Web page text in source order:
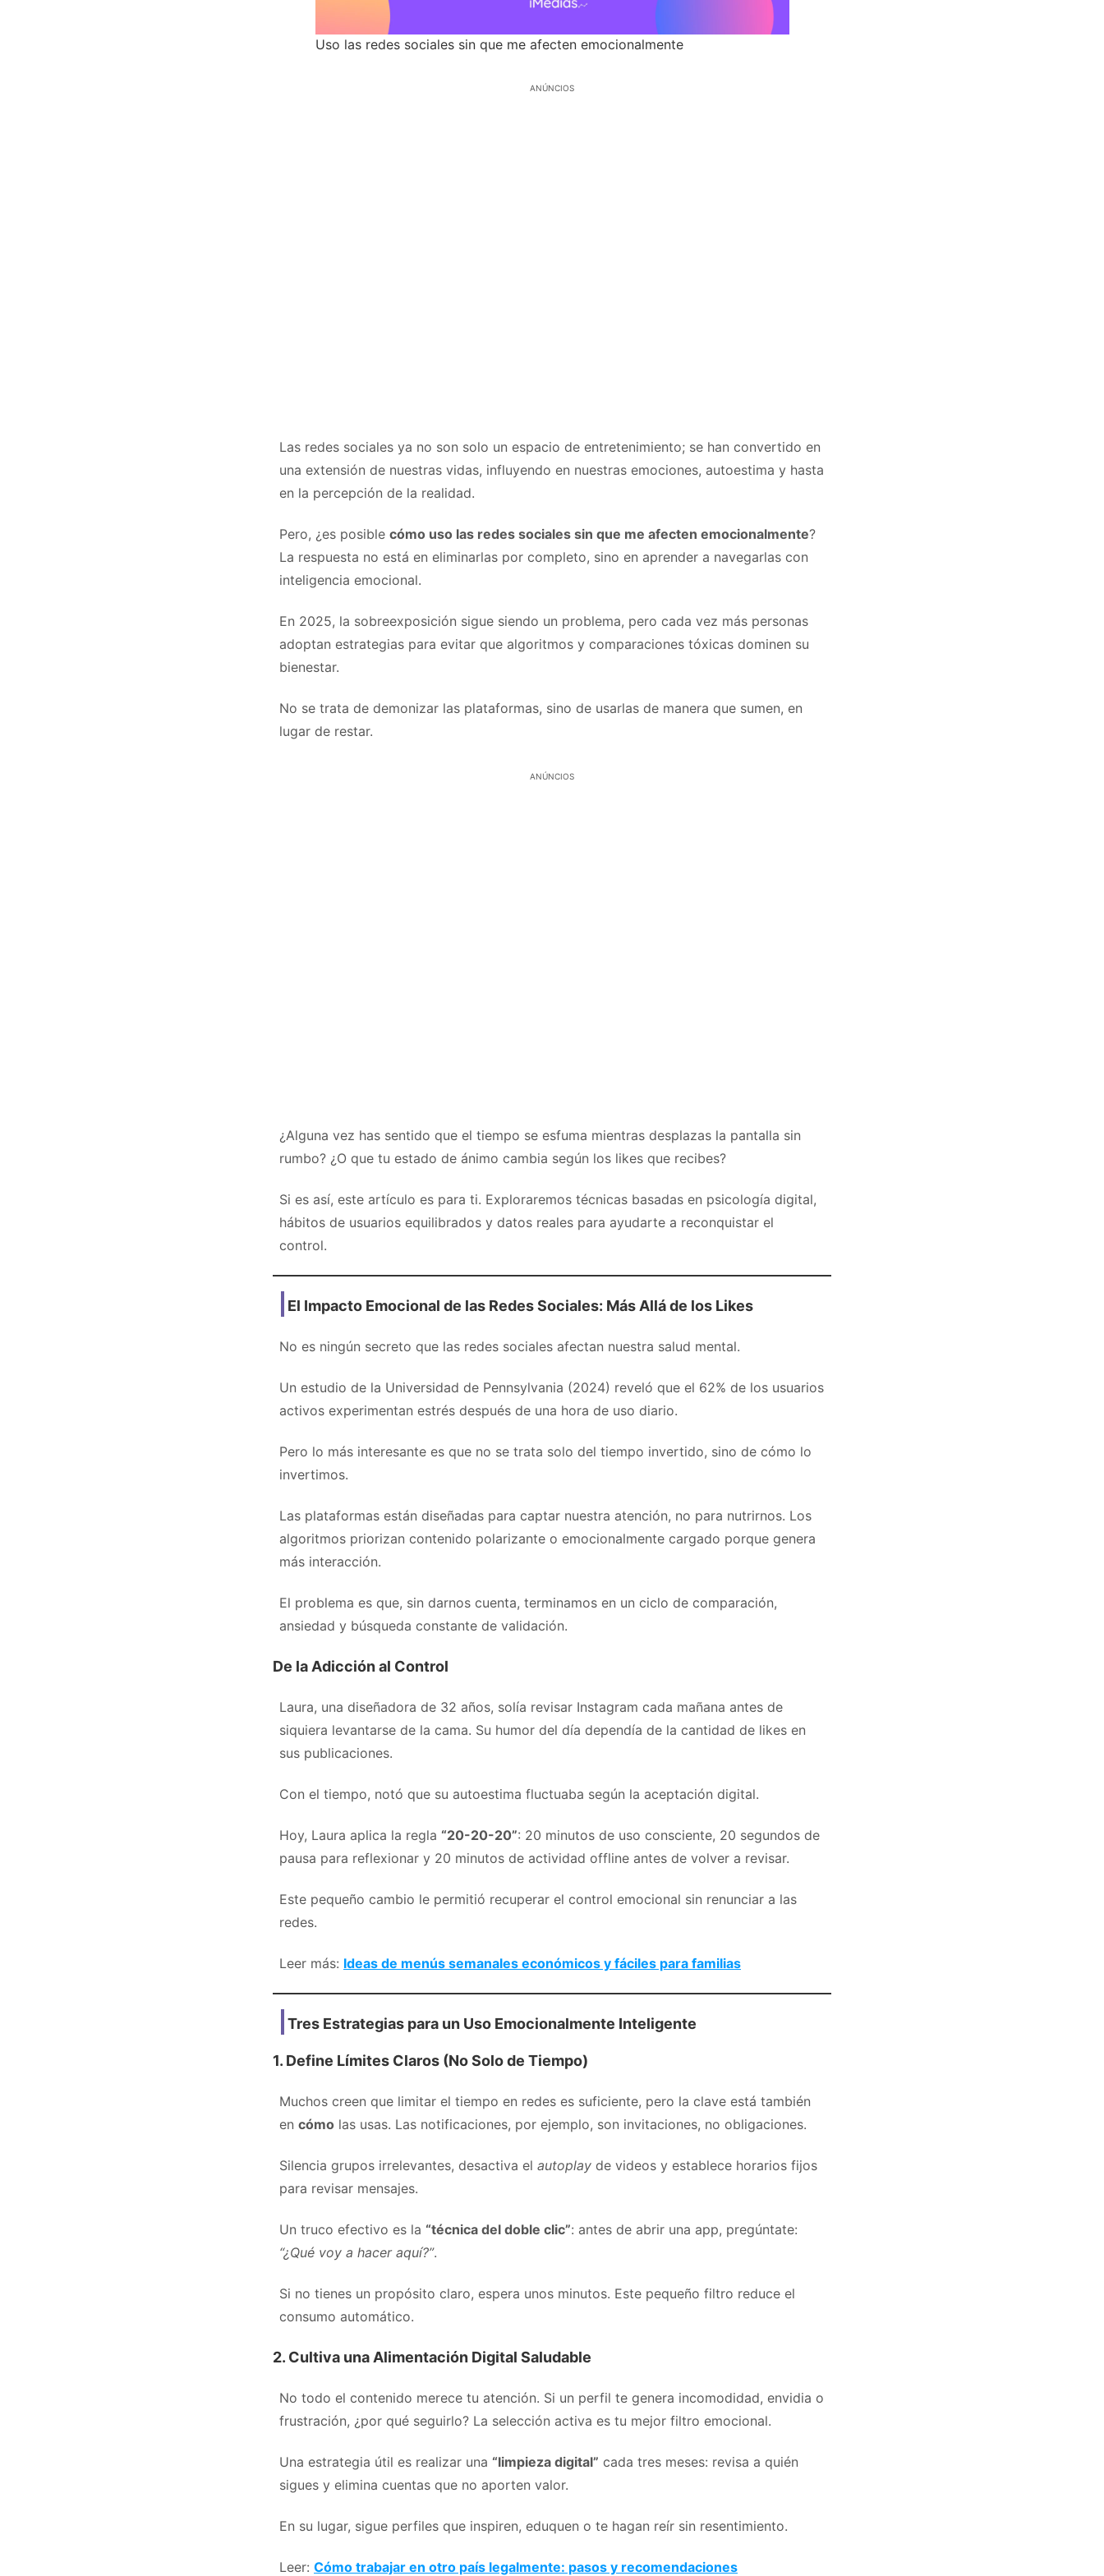
Uso las redes sociales sin que me afecten emocionalmente
ANÚNCIOS
Las redes sociales ya no son solo un espacio de entretenimiento; se han convertido en
una extensión de nuestras vidas, influyendo en nuestras emociones, autoestima y hasta
en la percepción de la realidad.
Pero, ¿es posible cómo uso las redes sociales sin que me afecten emocionalmente?
La respuesta no está en eliminarlas por completo, sino en aprender a navegarlas con
inteligencia emocional.
En 2025, la sobreexposición sigue siendo un problema, pero cada vez más personas
adoptan estrategias para evitar que algoritmos y comparaciones tóxicas dominen su
bienestar.
No se trata de demonizar las plataformas, sino de usarlas de manera que sumen, en
lugar de restar.
ANÚNCIOS
¿Alguna vez has sentido que el tiempo se esfuma mientras desplazas la pantalla sin
rumbo? ¿O que tu estado de ánimo cambia según los likes que recibes?
Si es así, este artículo es para ti. Exploraremos técnicas basadas en psicología digital,
hábitos de usuarios equilibrados y datos reales para ayudarte a reconquistar el
control.
El Impacto Emocional de las Redes Sociales: Más Allá de los Likes
No es ningún secreto que las redes sociales afectan nuestra salud mental.
Un estudio de la Universidad de Pennsylvania (2024) reveló que el 62% de los usuarios
activos experimentan estrés después de una hora de uso diario.
Pero lo más interesante es que no se trata solo del tiempo invertido, sino de cómo lo
invertimos.
Las plataformas están diseñadas para captar nuestra atención, no para nutrirnos. Los
algoritmos priorizan contenido polarizante o emocionalmente cargado porque genera
más interacción.
El problema es que, sin darnos cuenta, terminamos en un ciclo de comparación,
ansiedad y búsqueda constante de validación.
De la Adicción al Control
Laura, una diseñadora de 32 años, solía revisar Instagram cada mañana antes de
siquiera levantarse de la cama. Su humor del día dependía de la cantidad de likes en
sus publicaciones.
Con el tiempo, notó que su autoestima fluctuaba según la aceptación digital.
Hoy, Laura aplica la regla “20-20-20”: 20 minutos de uso consciente, 20 segundos de
pausa para reflexionar y 20 minutos de actividad offline antes de volver a revisar.
Este pequeño cambio le permitió recuperar el control emocional sin renunciar a las
redes.
Leer más: Ideas de menús semanales económicos y fáciles para familias
Tres Estrategias para un Uso Emocionalmente Inteligente
1. Define Límites Claros (No Solo de Tiempo)
Muchos creen que limitar el tiempo en redes es suficiente, pero la clave está también
en cómo las usas. Las notificaciones, por ejemplo, son invitaciones, no obligaciones.
Silencia grupos irrelevantes, desactiva el autoplay de videos y establece horarios fijos
para revisar mensajes.
Un truco efectivo es la “técnica del doble clic”: antes de abrir una app, pregúntate:
“¿Qué voy a hacer aquí?”.
Si no tienes un propósito claro, espera unos minutos. Este pequeño filtro reduce el
consumo automático.
2. Cultiva una Alimentación Digital Saludable
No todo el contenido merece tu atención. Si un perfil te genera incomodidad, envidia o
frustración, ¿por qué seguirlo? La selección activa es tu mejor filtro emocional.
Una estrategia útil es realizar una “limpieza digital” cada tres meses: revisa a quién
sigues y elimina cuentas que no aporten valor.
En su lugar, sigue perfiles que inspiren, eduquen o te hagan reír sin resentimiento.
Leer: Cómo trabajar en otro país legalmente: pasos y recomendaciones